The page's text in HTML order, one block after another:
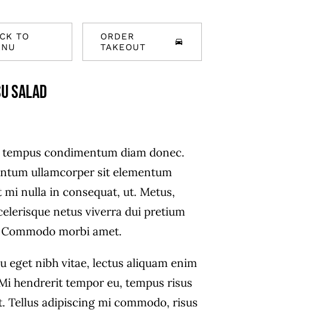
TO
ORDER
TAKEOUT
Salad
condimentum diam donec.
ullamcorper sit elementum
nulla in consequat, ut. Metus,
netus viverra dui pretium
morbi amet.
eget nibh vitae, lectus aliquam enim
hendrerit tempor eu, tempus risus
Tellus adipiscing mi commodo, risus